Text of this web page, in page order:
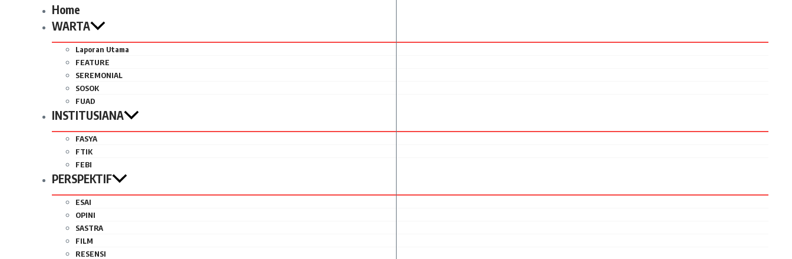
Home
WARTA
Laporan Utama
FEATURE
SEREMONIAL
SOSOK
FUAD
INSTITUSIANA
FASYA
FTIK
FEBI
PERSPEKTIF
ESAI
OPINI
SASTRA
FILM
RESENSI